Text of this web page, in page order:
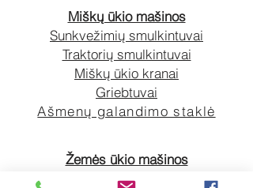
Miškų ūkio mašinos
Sunkvežimių smulkintuvai
Traktorių smulkintuvai
Miškų ūkio kranai
Griebtuvai
Ašmenų galandimo staklė
Žemės ūkio mašinos
Priekabos